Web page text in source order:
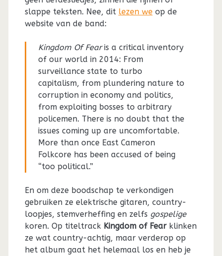
slappe teksten. Nee, dit lezen weop de
website van de band:
Kingdom Of Fearis a critical inventory
of our world in 2014: From
surveillance state to turbo
capitalism, from plundering nature to
corruption in economy and politics,
from exploiting bosses to arbitrary
policemen. There is no doubt that the
issues coming up are uncomfortable.
More than once East Cameron
Folkcore has been accused of being
“too political.”
En om deze boodschap te verkondigen
gebruiken ze elektrische gitaren, country-
loopjes, stemverheffing en zelfs gospelige
koren. Op titeltrack Kingdom of Fearklinken
ze wat country-achtig, maar verderop op
het album gaat het helemaal los en heb je